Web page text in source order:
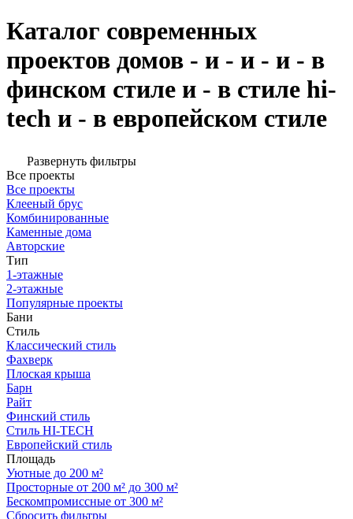
Каталог современных
проектов домов - и - и - и - в
финском стиле и - в стиле hi-
tech и - в европейском стиле
Развернуть фильтры
Все проекты
Все проекты
Клееный брус
Комбинированные
Каменные дома
Авторские
Тип
1-этажные
2-этажные
Популярные проекты
Бани
Стиль
Классический стиль
Фахверк
Плоская крыша
Барн
Райт
Финский стиль
Стиль HI-TECH
Европейский стиль
Площадь
Уютные до 200 м²
Просторные от 200 м² до 300 м²
Бескомпромиссные от 300 м²
Сбросить фильтры